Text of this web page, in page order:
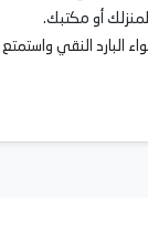
أو مكتبك.
البارد النقي